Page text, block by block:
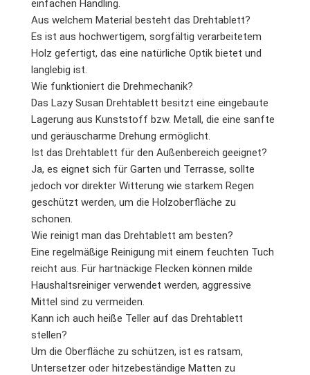
einfachen Handling.
Aus welchem Material besteht das Drehtablett?
Es ist aus hochwertigem, sorgfältig verarbeitetem
Holz gefertigt, das eine natürliche Optik bietet und
langlebig ist.
Wie funktioniert die Drehmechanik?
Das Lazy Susan Drehtablett besitzt eine eingebaute
Lagerung aus Kunststoff bzw. Metall, die eine sanfte
und geräuscharme Drehung ermöglicht.
Ist das Drehtablett für den Außenbereich geeignet?
Ja, es eignet sich für Garten und Terrasse, sollte
jedoch vor direkter Witterung wie starkem Regen
geschützt werden, um die Holzoberfläche zu
schonen.
Wie reinigt man das Drehtablett am besten?
Eine regelmäßige Reinigung mit einem feuchten Tuch
reicht aus. Für hartnäckige Flecken können milde
Haushaltsreiniger verwendet werden, aggressive
Mittel sind zu vermeiden.
Kann ich auch heiße Teller auf das Drehtablett
stellen?
Um die Oberfläche zu schützen, ist es ratsam,
Untersetzer oder hitzebeständige Matten zu